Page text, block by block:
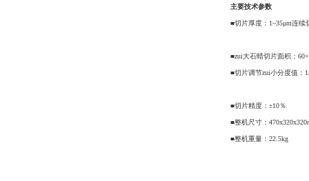
主要技术参数
■切片厚度：1~35μm连续
■zui大石蜡切片面积：
■切片调节zui小分度值：
■切片精度：±10％
■整机尺寸：
■整机重量：22.5kg